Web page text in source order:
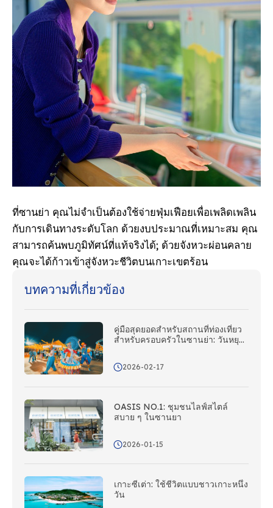
ที่ซานย่า คุณไม่จําเป็นต้องใช้จ่ายฟุ่มเฟือยเพื่อเพลิดเพลิน
กับการเดินทางระดับโลก ด้วยงบประมาณที่เหมาะสม คุณ
สามารถค้นพบภูมิทัศน์ที่แท้จริงได้; ด้วยจังหวะผ่อนคลาย
คุณจะได้ก้าวเข้าสู่จังหวะชีวิตบนเกาะเขตร้อน
บทความที่เกี่ยวข้อง
คู่มือสุดยอดสําหรับสถานที่ท่องเที่ยว
สําหรับครอบครัวในซานย่า: วันหยุด
2026-02-17
OASIS NO.1: ชุมชนไลฟ์สไตล์
สบาย ๆ ในซานยา
2026-01-15
เกาะซีเต่า: ใช้ชีวิตแบบชาวเกาะหนึ่ง
วัน